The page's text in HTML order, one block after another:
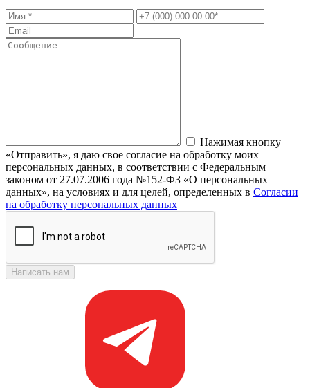
Нажимая кнопку
«Отправить», я даю свое согласие на обработку моих
персональных данных, в соответствии с Федеральным
законом от 27.07.2006 года №152-ФЗ «О персональных
данных», на условиях и для целей, определенных в Согласии
на обработку персональных данных